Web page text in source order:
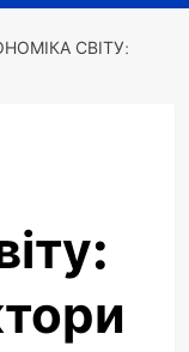
СВІТУ: